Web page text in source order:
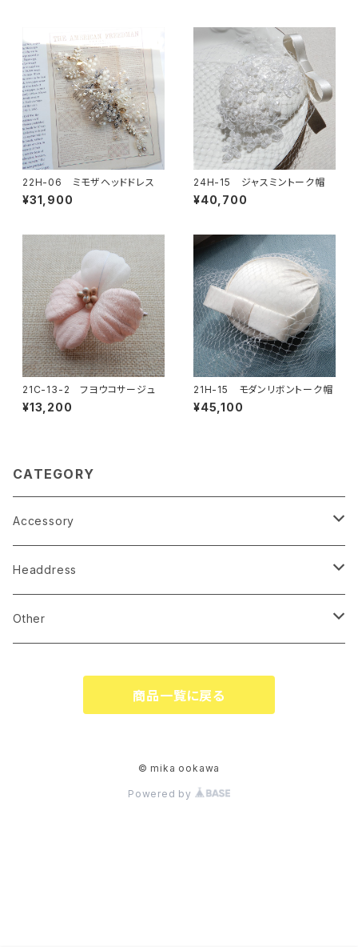
22H-06 ミモザヘッドドレス
¥31,900
24H-15 ジャスミントーク帽
¥40,700
21C-13-2 フヨウコサージュ
¥13,200
21H-15 モダンリボントーク帽
¥45,100
CATEGORY
Accessory
earrings
pierce
Headdress
linestone comb
Other
商品一覧に戻る
© mika ookawa
Powered by